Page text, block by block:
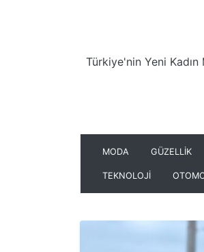
Türkiye'nin Yeni
MODA GÜZELLİK
TEKNOLOJİ